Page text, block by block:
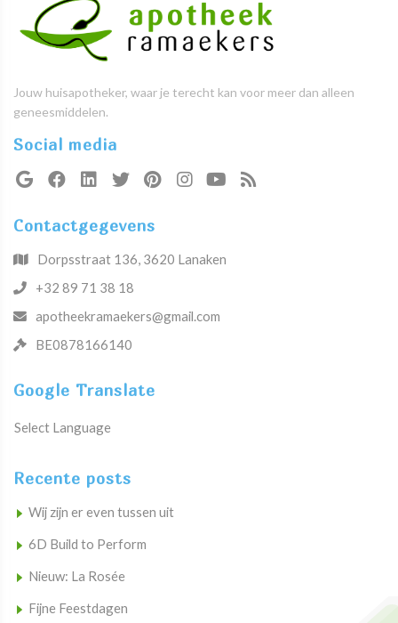
Jouw huisapotheker, waar je terecht kan voor meer dan alleen
geneesmiddelen.
Social media
Contactgegevens
Dorpsstraat 136, 3620 Lanaken
+32 89 71 38 18
apotheekramaekers@gmail.com
BE0878166140
Google Translate
Select Language
Recente posts
Wij zijn er even tussen uit
6D Build to Perform
Nieuw: La Rosée
Fijne Feestdagen